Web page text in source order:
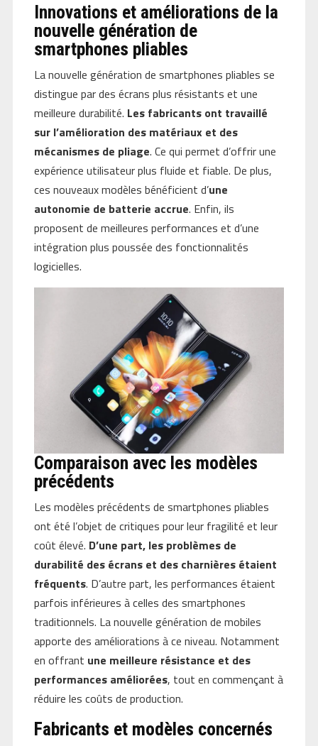
Innovations et améliorations de la
nouvelle génération de
smartphones pliables
La nouvelle génération de smartphones pliables se
distingue par des écrans plus résistants et une
meilleure durabilité. Les fabricants ont travaillé
sur l’amélioration des matériaux et des
mécanismes de pliage. Ce qui permet d’offrir une
expérience utilisateur plus fluide et fiable. De plus,
ces nouveaux modèles bénéficient d’une
autonomie de batterie accrue. Enfin, ils
proposent de meilleures performances et d’une
intégration plus poussée des fonctionnalités
logicielles.
Comparaison avec les modèles
précédents
Les modèles précédents de smartphones pliables
ont été l’objet de critiques pour leur fragilité et leur
coût élevé. D’une part, les problèmes de
durabilité des écrans et des charnières étaient
fréquents. D’autre part, les performances étaient
parfois inférieures à celles des smartphones
traditionnels. La nouvelle génération de mobiles
apporte des améliorations à ce niveau. Notamment
en offrant une meilleure résistance et des
performances améliorées, tout en commençant à
réduire les coûts de production.
Fabricants et modèles concernés